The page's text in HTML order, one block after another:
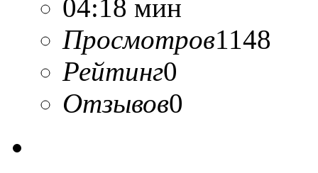
04:18 мин
Просмотров1148
Рейтинг0
Отзывов0